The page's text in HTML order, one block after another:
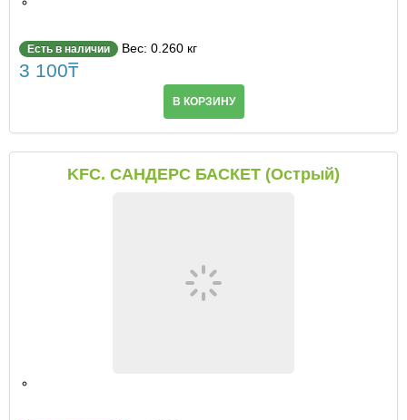
Есть в наличии Вес: 0.260 кг
3 100₸
В КОРЗИНУ
KFC. САНДЕРС БАСКЕТ (Острый)